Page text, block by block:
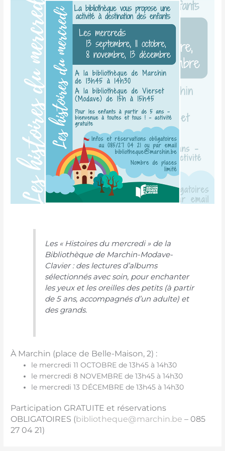
Les « Histoires du mercredi » de la
Bibliothèque de Marchin-Modave-
Clavier: des lectures d’albums
sélectionnés avec soin, pour enchanter
les yeux et les oreilles des petits (à partir
de 5 ans, accompagnés d’un adulte) et
des grands.
À Marchin (place de Belle-Maison, 2) :
le mercredi 11 OCTOBRE de 13h45 à 14h30
le mercredi 8 NOVEMBRE de 13h45 à 14h30
le mercredi 13 DÉCEMBRE de 13h45 à 14h30
Participation GRATUITE et réservations
OBLIGATOIRES (bibliotheque@marchin.be – 085
27 04 21)